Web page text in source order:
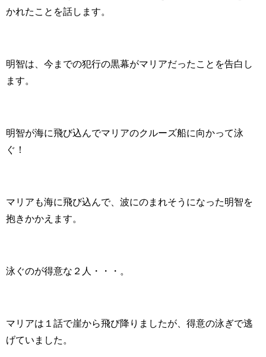
かれたことを話します。
明智は、今までの犯行の黒幕がマリアだったことを告白し
ます。
明智が海に飛び込んでマリアのクルーズ船に向かって泳
ぐ！
マリアも海に飛び込んで、波にのまれそうになった明智を
抱きかかえます。
泳ぐのが得意な２人・・・。
マリアは１話で崖から飛び降りましたが、得意の泳ぎで逃
げていました。